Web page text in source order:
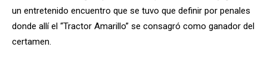
un entretenido encuentro que se tuvo que definir por penales
donde allí el “Tractor Amarillo” se consagró como ganador del
certamen.